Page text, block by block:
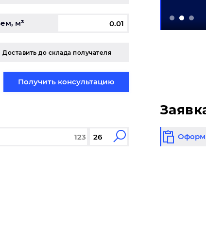
м³
Доставить до склада получателя
Получить консультацию